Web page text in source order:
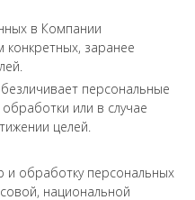
в Компании
конкретных, заранее
персональные
или в случае
целей.
и обработку персональных
национальной